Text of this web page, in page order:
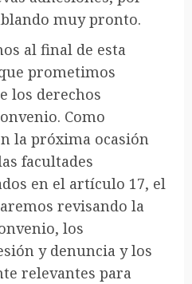
muy pronto.
al final de esta
prometimos
los derechos
Como
la próxima ocasión
facultades
en el artículo 17, el
revisando la
los
y denuncia y los
relevantes para